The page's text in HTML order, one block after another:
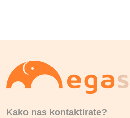
Kako nas kontaktirate?